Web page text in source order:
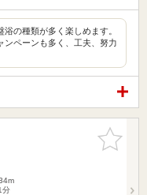
の種類が多く楽しめます。
ンペーンも多く、工夫、努力
お気に入
りに追加
分